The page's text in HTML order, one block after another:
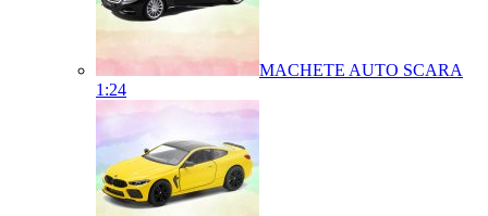
MACHETE AUTO SCARA
1:24